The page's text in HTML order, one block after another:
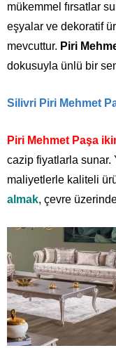
mükemmel fırsatlar
eşyalar ve dekoratif
mevcuttur. Piri
dokusuyla ünlü bir
Silivri Piri Mehmet
Piri Mehmet Paşa
cazip fiyatlarla sunar.
maliyetlerle kaliteli
almak, çevre